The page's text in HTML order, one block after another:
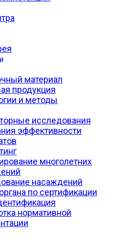
материал
продукция
и методы
исследования
эффективности
многолетних
насаждений
по сертификации
нормативной